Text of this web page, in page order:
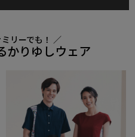
リーでも！ ／
かりゆしウェア